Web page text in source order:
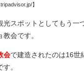
】
光スポットとしてもう一
会です。
会で建造されたのは16世
。